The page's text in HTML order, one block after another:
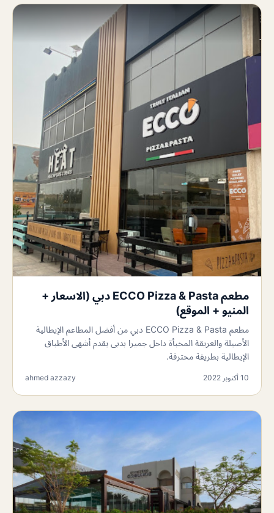
مطعم ECCO Pizza & Pasta دبي (الاسعار +
المنيو + الموقع)
مطعم ECCO Pizza & Pasta دبي من أفضل المطاعم الإيطالية
الأصيلة والعريقة المخبأة داخل جميرا بدبى يقدم أشهى الأطباق
الإيطالية بطريقة محترفة.
10 أكتوبر 2022 ahmed azzazy